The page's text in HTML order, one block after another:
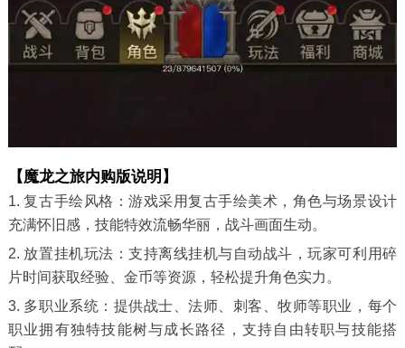
【魔龙之旅内购版说明】
1. 复古手绘风格：游戏采用复古手绘美术，角色与场景设计
充满怀旧感，技能特效流畅华丽，战斗画面生动。
2. 放置挂机玩法：支持离线挂机与自动战斗，玩家可利用碎
片时间获取经验、金币等资源，轻松提升角色实力。
3. 多职业系统：提供战士、法师、刺客、牧师等职业，每个
职业拥有独特技能树与成长路径，支持自由转职与技能搭